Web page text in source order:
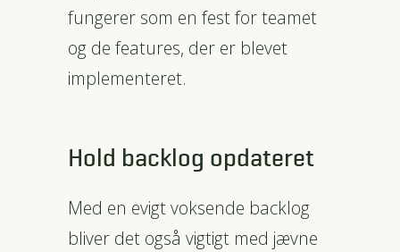
fungerer som en fest for teamet
og de features, der er blevet
implementeret.
Hold backlog opdateret
Med en evigt voksende backlog
bliver det også vigtigt med jævne